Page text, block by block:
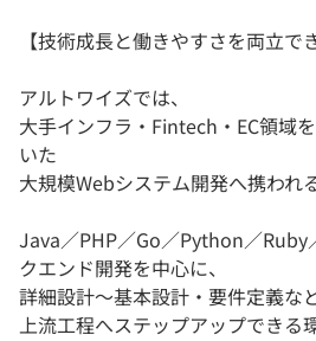
【技術成長と働きやすさを両立で
アルトワイズでは、
大手インフラ・Fintech・EC領域
いた
大規模Webシステム開発へ携われ
Java／PHP／Go／Python／Ruby
クエンド開発を中心に、
詳細設計〜基本設計・要件定義など
上流工程へステップアップできる